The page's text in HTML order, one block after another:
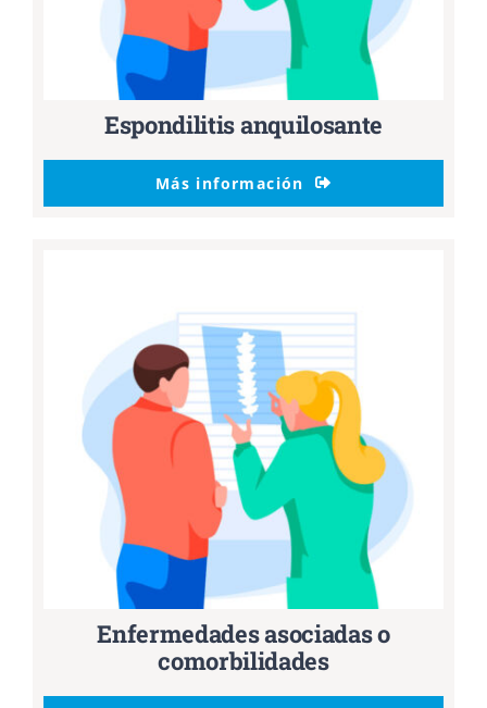
Espondilitis anquilosante
Más información
Enfermedades asociadas o
comorbilidades